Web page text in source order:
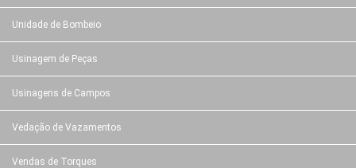
Unidade de Bombeio
Usinagem de Peças
Usinagens de Campos
Vedação de Vazamentos
Vendas de Torques